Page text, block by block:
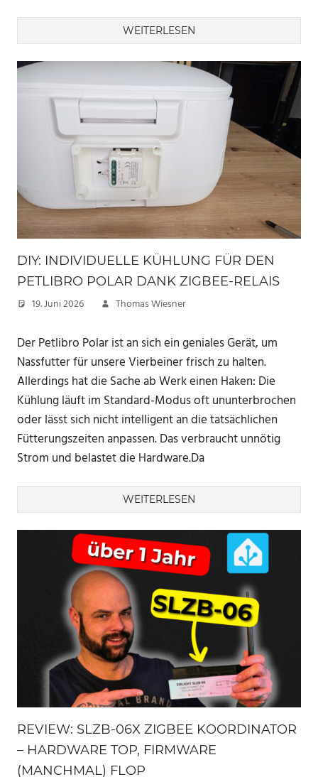
WEITERLESEN
DIY: INDIVIDUELLE KÜHLUNG FÜR DEN
PETLIBRO POLAR DANK ZIGBEE-RELAIS
19. Juni 2026 Thomas Wiesner
Der Petlibro Polar ist an sich ein geniales Gerät, um
Nassfutter für unsere Vierbeiner frisch zu halten.
Allerdings hat die Sache ab Werk einen Haken: Die
Kühlung läuft im Standard-Modus oft ununterbrochen
oder lässt sich nicht intelligent an die tatsächlichen
Fütterungszeiten anpassen. Das verbraucht unnötig
Strom und belastet die Hardware.Da
WEITERLESEN
REVIEW: SLZB-06X ZIGBEE KOORDINATOR
– HARDWARE TOP, FIRMWARE
(MANCHMAL) FLOP